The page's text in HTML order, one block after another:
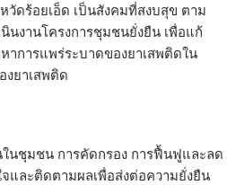
ดร้อยเอ็ด เป็นสังคมที่สงบสุข ตาม
งานโครงการชุมชนยั่งยืน เพื่อแก้
การแพร่ระบาดของยาเสพติดใน
ยาเสพติด
นชุมชน การคัดกรอง การฟื้นฟูและลด
และติดตามผลเพื่อส่งต่อความยั่งยืน